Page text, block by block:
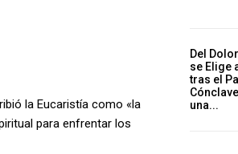
la Eucaristía como «la
para enfrentar los
Del
se Elige
tras el
una...